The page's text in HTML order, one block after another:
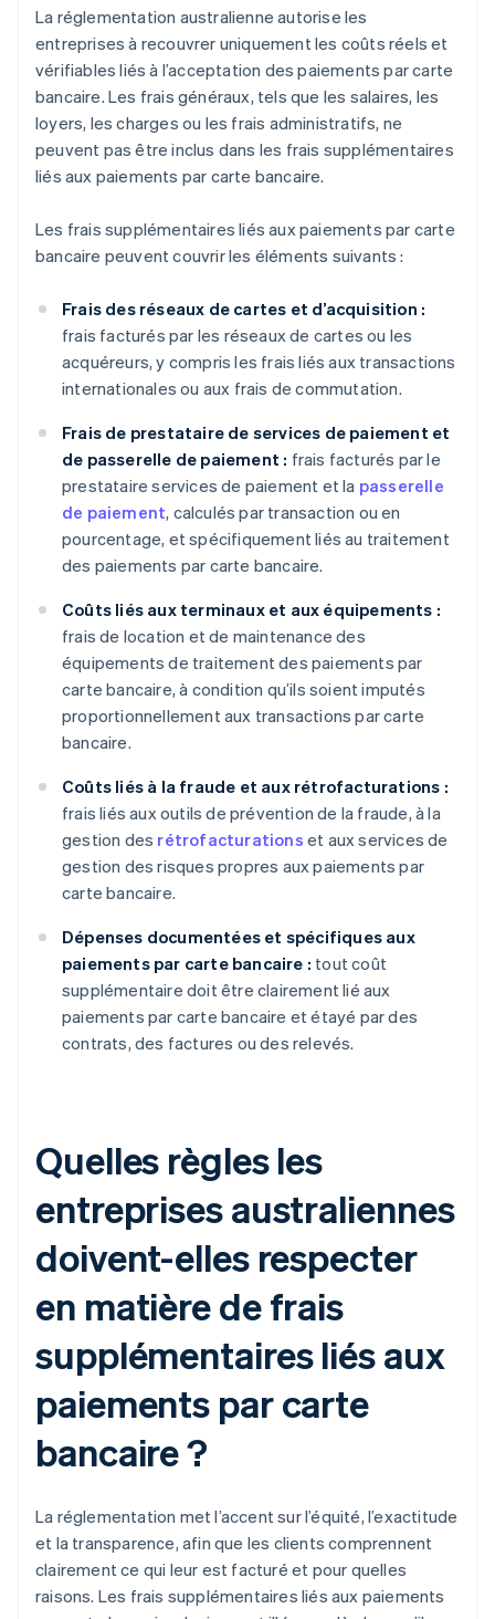
La réglementation australienne autorise les
entreprises à recouvrer uniquement les coûts réels et
vérifiables liés à l’acceptation des paiements par carte
bancaire. Les frais généraux, tels que les salaires, les
loyers, les charges ou les frais administratifs, ne
peuvent pas être inclus dans les frais supplémentaires
liés aux paiements par carte bancaire.
Les frais supplémentaires liés aux paiements par carte
bancaire peuvent couvrir les éléments suivants :
Frais des réseaux de cartes et d’acquisition :
frais facturés par les réseaux de cartes ou les
acquéreurs, y compris les frais liés aux transactions
internationales ou aux frais de commutation.
Frais de prestataire de services de paiement et
de passerelle de paiement : frais facturés par le
prestataire services de paiement et la passerelle
de paiement, calculés par transaction ou en
pourcentage, et spécifiquement liés au traitement
des paiements par carte bancaire.
Coûts liés aux terminaux et aux équipements :
frais de location et de maintenance des
équipements de traitement des paiements par
carte bancaire, à condition qu’ils soient imputés
proportionnellement aux transactions par carte
bancaire.
Coûts liés à la fraude et aux rétrofacturations :
frais liés aux outils de prévention de la fraude, à la
gestion des rétrofacturations et aux services de
gestion des risques propres aux paiements par
carte bancaire.
Dépenses documentées et spécifiques aux
paiements par carte bancaire : tout coût
supplémentaire doit être clairement lié aux
paiements par carte bancaire et étayé par des
contrats, des factures ou des relevés.
Quelles règles les
entreprises australiennes
doivent-elles respecter
en matière de frais
supplémentaires liés aux
paiements par carte
bancaire ?
La réglementation met l’accent sur l’équité, l’exactitude
et la transparence, afin que les clients comprennent
clairement ce qui leur est facturé et pour quelles
raisons. Les frais supplémentaires liés aux paiements